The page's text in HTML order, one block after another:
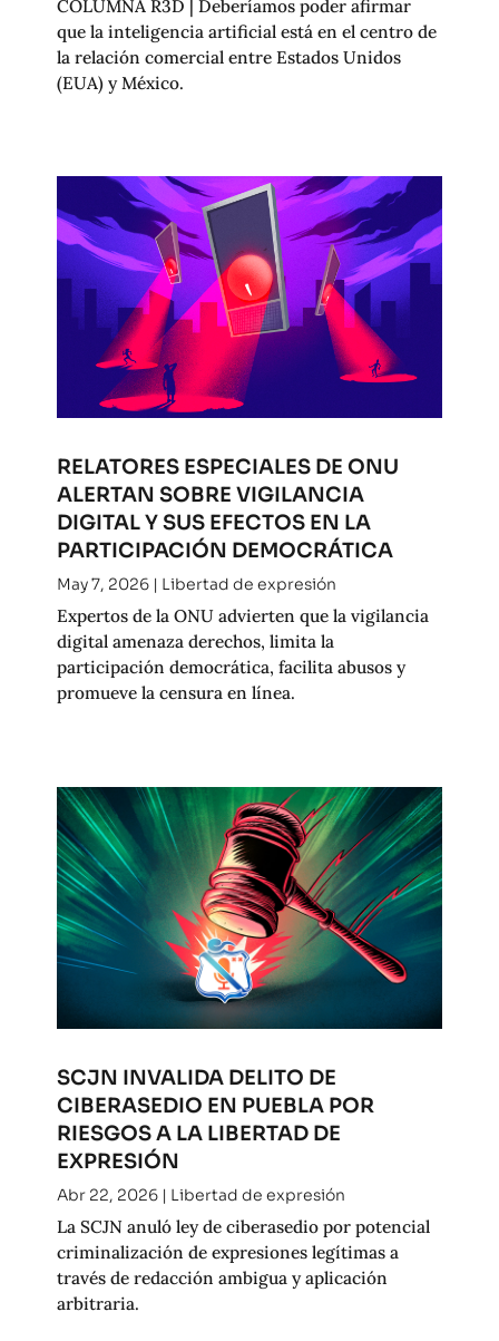
COLUMNA R3D | Deberíamos poder afirmar
que la inteligencia artificial está en el centro de
la relación comercial entre Estados Unidos
(EUA) y México.
RELATORES ESPECIALES DE ONU
ALERTAN SOBRE VIGILANCIA
DIGITAL Y SUS EFECTOS EN LA
PARTICIPACIÓN DEMOCRÁTICA
May 7, 2026| Libertad de expresión
Expertos de la ONU advierten que la vigilancia
digital amenaza derechos, limita la
participación democrática, facilita abusos y
promueve la censura en línea.
SCJN INVALIDA DELITO DE
CIBERASEDIO EN PUEBLA POR
RIESGOS A LA LIBERTAD DE
EXPRESIÓN
Abr 22, 2026| Libertad de expresión
La SCJN anuló ley de ciberasedio por potencial
criminalización de expresiones legítimas a
través de redacción ambigua y aplicación
arbitraria.